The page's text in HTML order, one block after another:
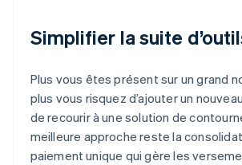
Simplifier la suite
Plus vous êtes présent sur un grand
plus vous risquez d’ajouter un
de recourir à une solution de
meilleure approche reste la
paiement unique qui gère les